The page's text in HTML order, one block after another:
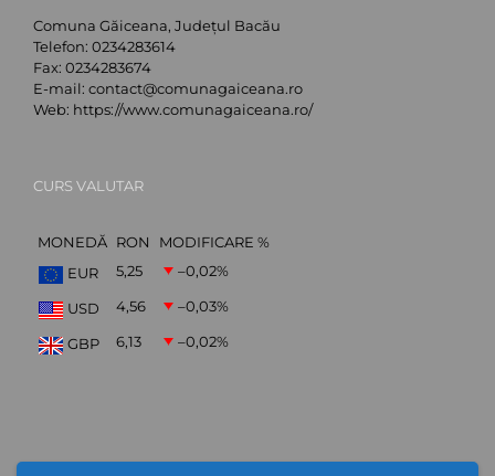
Comuna Găiceana, Județul Bacău
Telefon: 0234283614
Fax: 0234283674
E-mail: contact@comunagaiceana.ro
Web: https://www.comunagaiceana.ro/
CURS VALUTAR
MONEDĂ RON
MODIFICARE %
EUR
5,25 –0,02%
USD 4,56 –0,03%
GBP 6,13 –0,02%